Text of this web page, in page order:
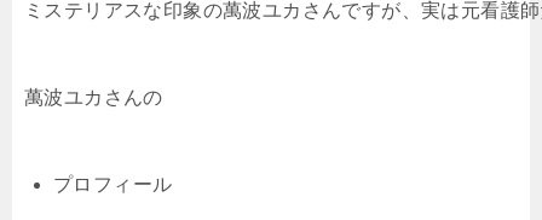
ミステリアスな印象の萬波ユカさんですが、実は元看護
萬波ユカさんの
プロフィール